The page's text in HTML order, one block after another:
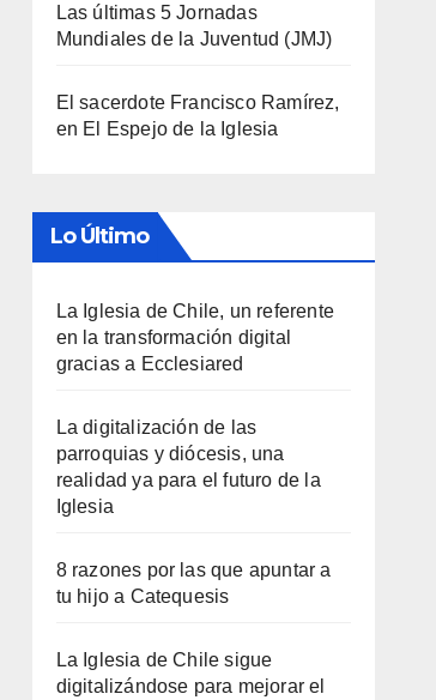
Las últimas 5 Jornadas
Mundiales de la Juventud (JMJ)
El sacerdote Francisco Ramírez,
en El Espejo de la Iglesia
Lo Último
La Iglesia de Chile, un referente
en la transformación digital
gracias a Ecclesiared
La digitalización de las
parroquias y diócesis, una
realidad ya para el futuro de la
Iglesia
8 razones por las que apuntar a
tu hijo a Catequesis
La Iglesia de Chile sigue
digitalizándose para mejorar el